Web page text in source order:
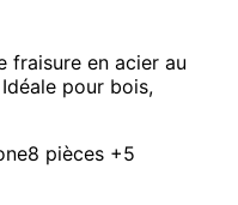
fraisure en acier au
pour bois,
8 pièces +5